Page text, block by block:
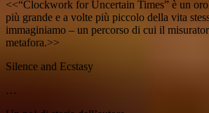
<<“Clockwork for Uncertain Times” è un
più grande e a volte più piccolo della vita
immaginiamo – un percorso di cui il
metafora.>>
Silence and Ecstasy
…